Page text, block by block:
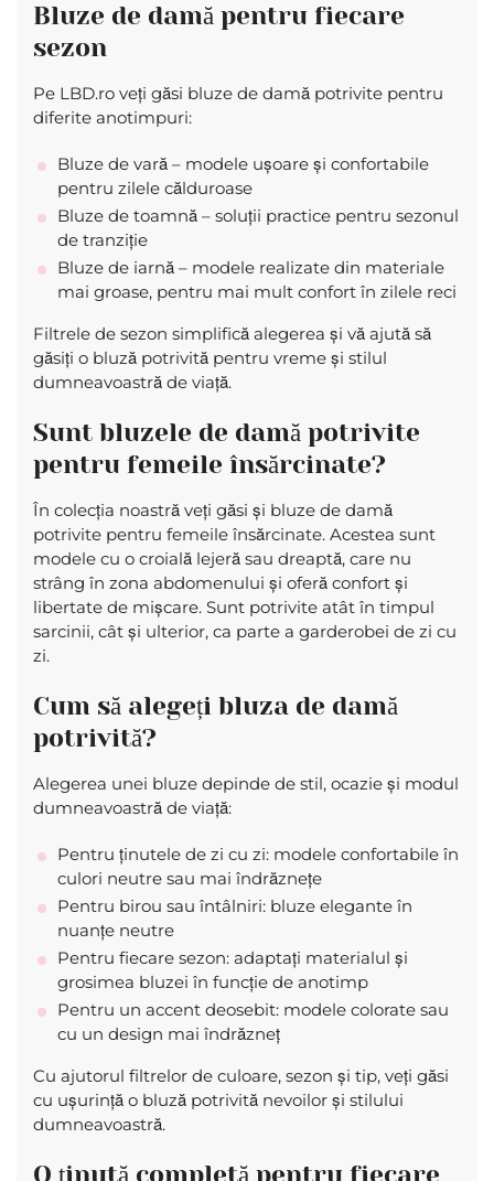
Bluze de damă pentru fiecare
sezon
Pe LBD.ro veți găsi bluze de damă potrivite pentru
diferite anotimpuri:
Bluze de vară – modele ușoare și confortabile
pentru zilele călduroase
Bluze de toamnă – soluții practice pentru sezonul
de tranziție
Bluze de iarnă – modele realizate din materiale
mai groase, pentru mai mult confort în zilele reci
Filtrele de sezon simplifică alegerea și vă ajută să
găsiți o bluză potrivită pentru vreme și stilul
dumneavoastră de viață.
Sunt bluzele de damă potrivite
pentru femeile însărcinate?
În colecția noastră veți găsi și bluze de damă
potrivite pentru femeile însărcinate. Acestea sunt
modele cu o croială lejeră sau dreaptă, care nu
strâng în zona abdomenului și oferă confort și
libertate de mișcare. Sunt potrivite atât în timpul
sarcinii, cât și ulterior, ca parte a garderobei de zi cu
zi.
Cum să alegeți bluza de damă
potrivită?
Alegerea unei bluze depinde de stil, ocazie și modul
dumneavoastră de viață:
Pentru ținutele de zi cu zi: modele confortabile în
culori neutre sau mai îndrăznețe
Pentru birou sau întâlniri: bluze elegante în
nuanțe neutre
Pentru fiecare sezon: adaptați materialul și
grosimea bluzei în funcție de anotimp
Pentru un accent deosebit: modele colorate sau
cu un design mai îndrăzneț
Cu ajutorul filtrelor de culoare, sezon și tip, veți găsi
cu ușurință o bluză potrivită nevoilor și stilului
dumneavoastră.